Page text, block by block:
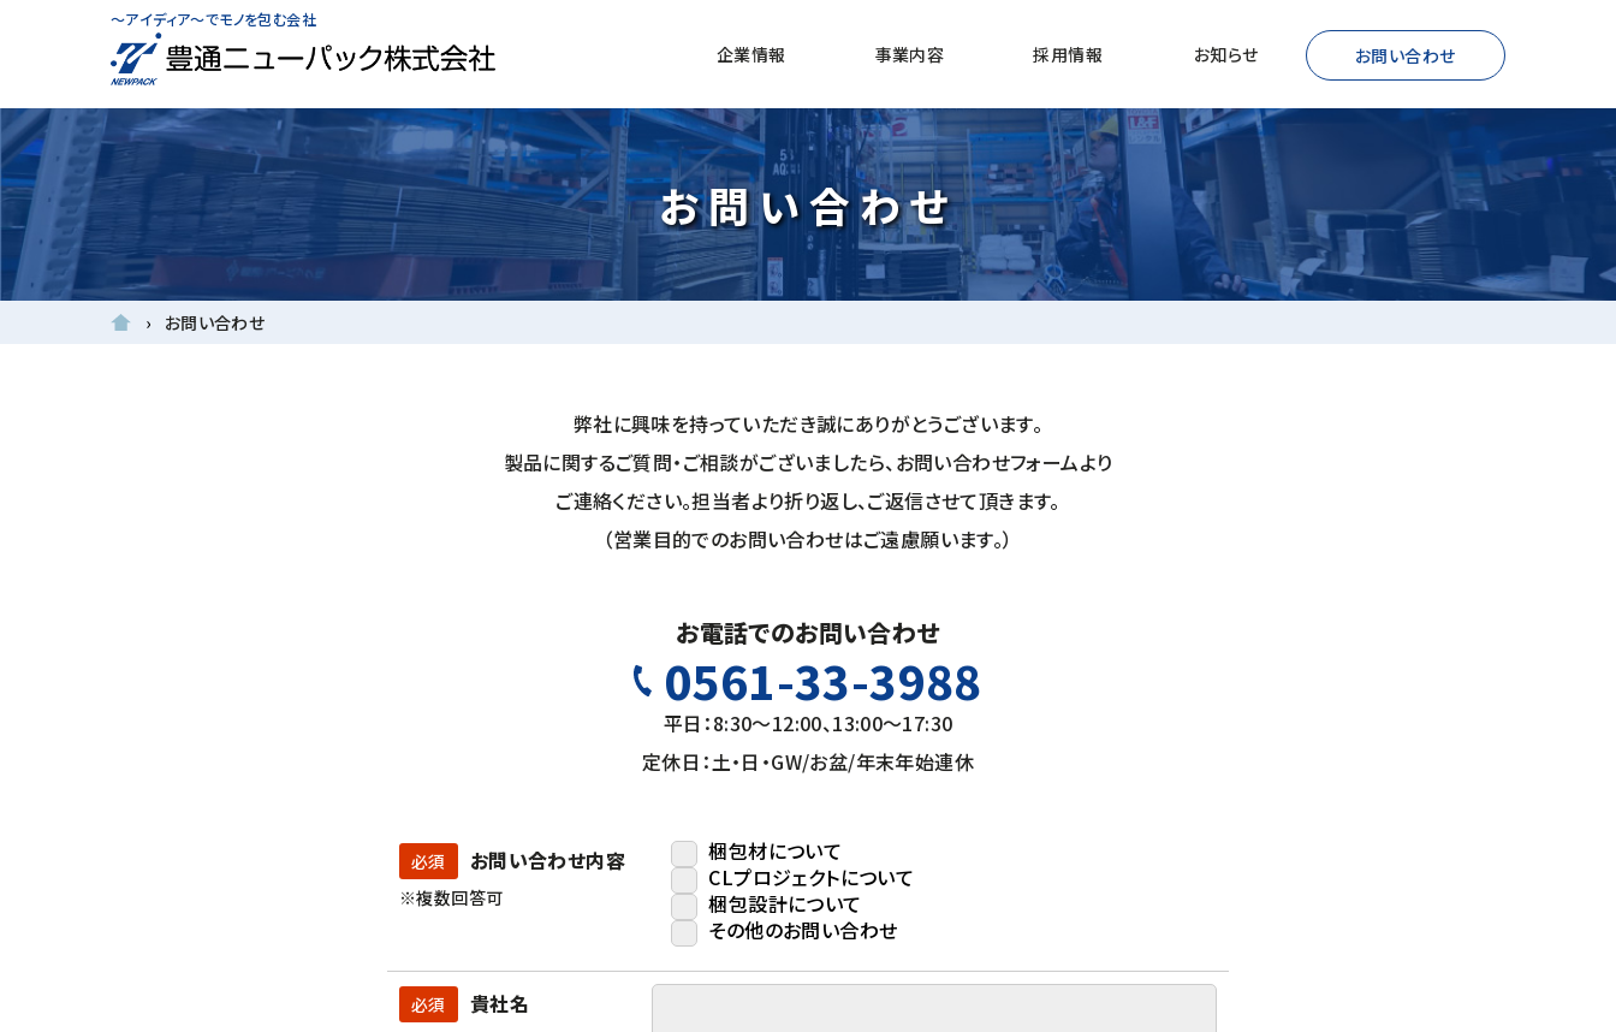
～アイディア～でモノを包む会社
企業情報 事業内容 採用情報 お知らせ お問い合わせ
お問い合わせ
お問い合わせ
弊社に興味を持っていただき誠にありがとうございます。
製品に関するご質問・ご相談がございましたら、お問い合わせフォームより
ご連絡ください。担当者より折り返し、ご返信させて頂きます。
（営業目的でのお問い合わせはご遠慮願います。）
お電話でのお問い合わせ
0561-33-3988
平日：8:30～12:00、13:00～17:30
定休日：土・日・GW/お盆/年末年始連休
必須 お問い合わせ内容
※複数回答可
梱包材について
CLプロジェクトについて
梱包設計について
その他のお問い合わせ
必須 貴社名